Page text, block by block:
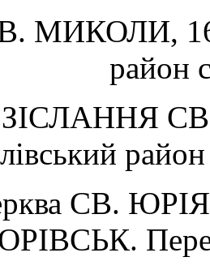
МИКОЛИ,
район
ЗІСЛАННЯ
СВ.